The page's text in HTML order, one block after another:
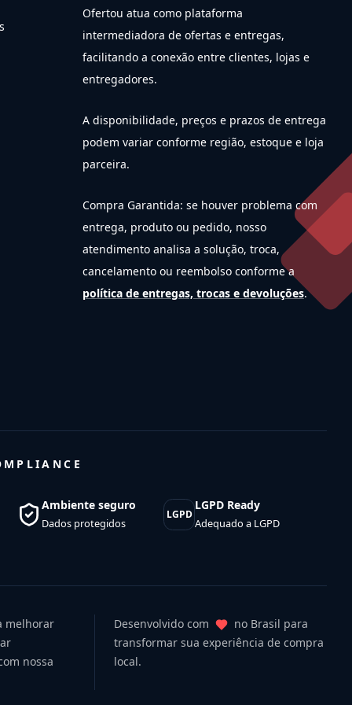
Ofertou atua como plataforma
intermediadora de ofertas e entregas,
facilitando a conexão entre clientes, lojas e
entregadores.
A disponibilidade, preços e prazos de entrega
podem variar conforme região, estoque e loja
parceira.
Compra Garantida: se houver problema com
entrega, produto ou pedido, nosso
atendimento analisa a solução, troca,
cancelamento ou reembolso conforme a
política de entregas, trocas e devoluções.
Ambiente seguro
Dados protegidos
LGPD
LGPD Ready
Adequado a LGPD
melhorar
nossa
Desenvolvido com
no Brasil para
transformar sua experiência de compra
local.